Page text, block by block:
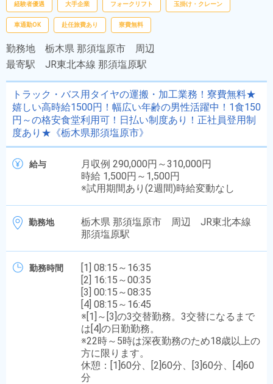
経験者優遇 大手企業 フォークリフト 玉掛け・クレーン
車通勤OK 赴任旅費あり 寮費無料
勤務地 栃木県 那須塩原市 周辺
最寄駅 JR東北本線 那須塩原駅
トラック・バス用タイヤの運搬・加工業務！寮費無料★
嬉しい高時給1500円！幅広い年齢の男性活躍中！1食150
円～の格安食堂利用可！日払い制度あり！正社員登用制
度あり★《栃木県那須塩原市》
給与
月収例 290,000円～310,000円
時給 1,500円～1,500円
※試用期間あり(2週間)時給変動なし
勤務地
栃木県 那須塩原市 周辺 JR東北本線
那須塩原駅
勤務時間
[1] 08:15～16:35
[2] 16:15～00:35
[3] 00:15～08:35
[4] 08:15～16:45
※[1]～[3]の3交替勤務。3交替になるまで
は[4]の日勤勤務。
※22時～5時は深夜勤務のため18歳以上の
方に限ります。
休憩：[1]60分、[2]60分、[3]60分、[4]60
分